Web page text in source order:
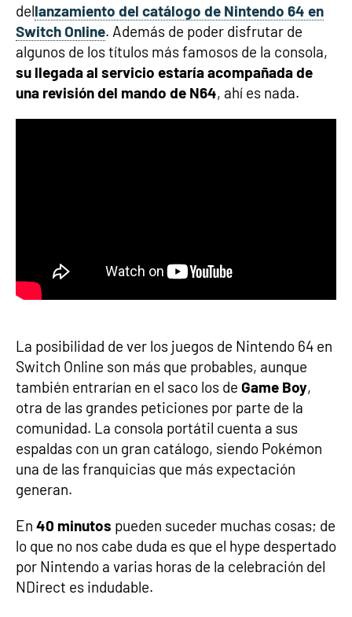
dellanzamiento del catálogo de Nintendo 64 en
Switch Online. Además de poder disfrutar de
algunos de los títulos más famosos de la consola,
su llegada al servicio estaría acompañada de
una revisión del mando de N64, ahí es nada.
La posibilidad de ver los juegos de Nintendo 64 en
Switch Online son más que probables, aunque
también entrarían en el saco los de Game Boy,
otra de las grandes peticiones por parte de la
comunidad. La consola portátil cuenta a sus
espaldas con un gran catálogo, siendo Pokémon
una de las franquicias que más expectación
generan.
En 40 minutos pueden suceder muchas cosas; de
lo que no nos cabe duda es que el hype despertado
por Nintendo a varias horas de la celebración del
NDirect es indudable.